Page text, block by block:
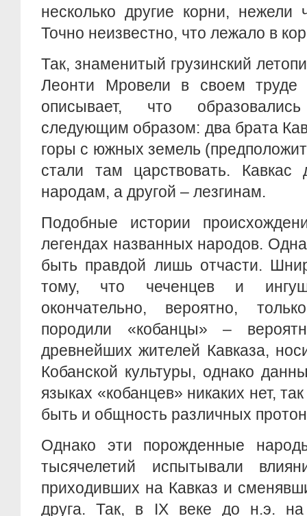
несколько другие корни,
Точно неизвестно, что лежало в
Так, знаменитый грузинский
Леонти Мровели в своем труде
описывает, что
следующим образом: два брата
горы с южных земель
стали там царствовать. Кавкас
народам, а другой – лезгинам.
Подобные истории
легендах названных народов.
быть правдой лишь отчасти.
тому, что чеченцев и
окончательно, вероятно,
породили «кобанцы» –
древнейших жителей Кавказа,
Кобанской культуры, однако
языках «кобанцев» никаких нет,
быть и общность различных
Однако эти порожденные
тысячелетий испытывали
приходивших на Кавказ и
друга. Так, в IX веке до н.э. на